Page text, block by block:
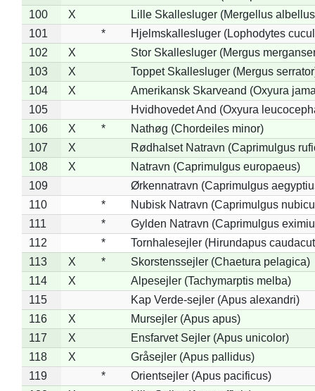
100
X
Lille Skallesluger (Mergellus
101
*
Hjelmskallesluger (Lophodytes
102
X
Stor Skallesluger (Mergus
103
X
Toppet Skallesluger (Mergus
104
X
Amerikansk Skarveand (Oxyura
105
Hvidhovedet And (Oxyura
106
X *
Nathøg (Chordeiles minor)
107
X
Rødhalset Natravn (Caprimulgus
108
X
Natravn (Caprimulgus europaeus)
109
Ørkennatravn (Caprimulgus
110
*
Nubisk Natravn (Caprimulgus
111
*
Gylden Natravn (Caprimulgus
112
*
Tornhalesejler (Hirundapus
113
X *
Skorstenssejler (Chaetura pelagica)
114
X
Alpesejler (Tachymarptis melba)
115
Kap Verde-sejler (Apus alexandri)
116
X
Mursejler (Apus apus)
117
X
Ensfarvet Sejler (Apus unicolor)
118
X
Gråsejler (Apus pallidus)
119
*
Orientsejler (Apus pacificus)